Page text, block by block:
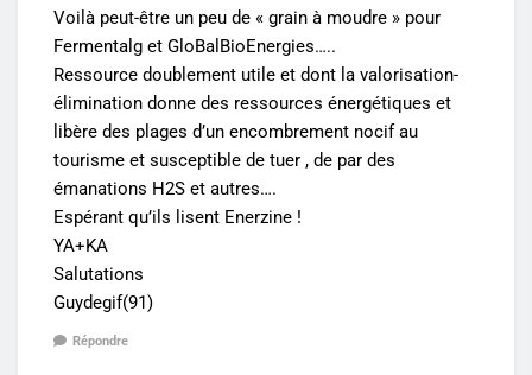
Voilà peut-être un peu de « grain à moudre » pour
Fermentalg et GloBalBioEnergies…..
Ressource doublement utile et dont la valorisation-
élimination donne des ressources énergétiques et
libère des plages d’un encombrement nocif au
tourisme et susceptible de tuer , de par des
émanations H2S et autres….
Espérant qu’ils lisent Enerzine !
YA+KA
Salutations
Guydegif(91)
Répondre